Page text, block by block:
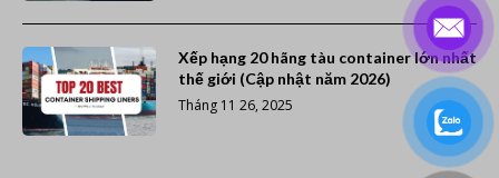
Xếp hạng 20 hãng tàu container lớn nhất
thế giới (Cập nhật năm 2026)
Tháng 11 26, 2025